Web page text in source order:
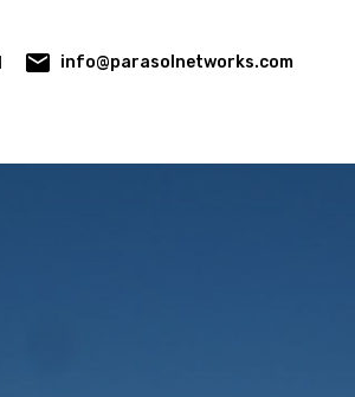
info@parasolnetworks.com